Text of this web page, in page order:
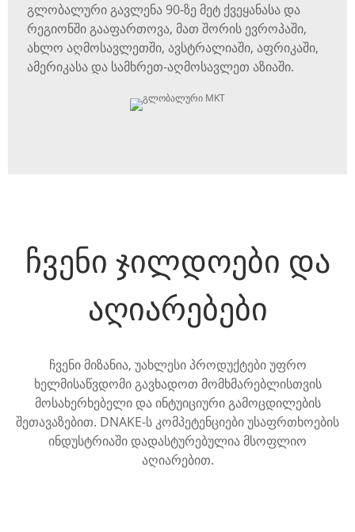
გლობალური გავლენა 90-ზე მეტ ქვეყანასა და
რეგიონში გააფართოვა, მათ შორის ევროპაში,
ახლო აღმოსავლეთში, ავსტრალიაში, აფრიკაში,
ამერიკასა და სამხრეთ-აღმოსავლეთ აზიაში.
ჩვენი ჯილდოები და
აღიარებები
ჩვენი მიზანია, უახლესი პროდუქტები უფრო
ხელმისაწვდომი გავხადოთ მომხმარებლისთვის
მოსახერხებელი და ინტუიციური გამოცდილების
შეთავაზებით. DNAKE-ს კომპეტენციები უსაფრთხოების
ინდუსტრიაში დადასტურებულია მსოფლიო
აღიარებით.